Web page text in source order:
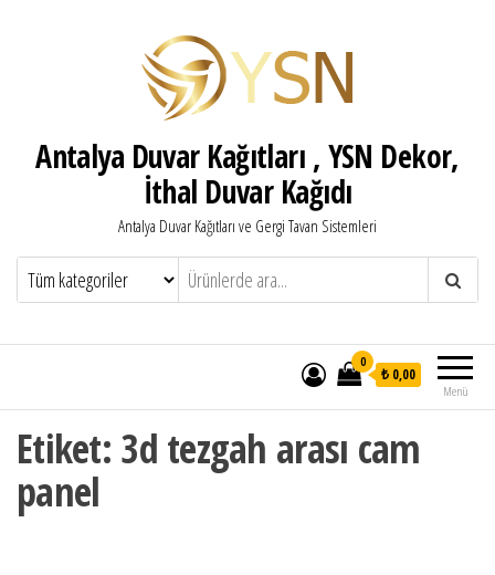
Antalya Duvar Kağıtları , YSN Dekor,
İthal Duvar Kağıdı
Antalya Duvar Kağıtları ve Gergi Tavan Sistemleri
Menü
0
₺ 0,00
Etiket: 3d tezgah arası cam
panel